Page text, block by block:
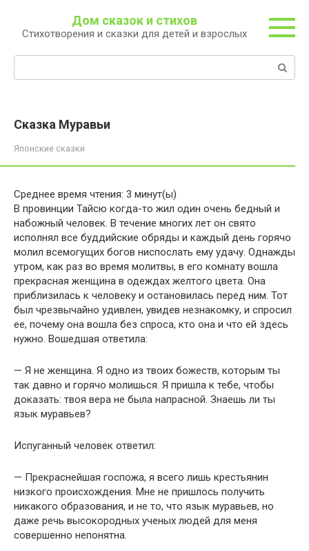
контенту
Дом сказок и стихов
Стихотворения и сказки для детей и взрослых
Сказка Муравьи
Японские сказки
Среднее время чтения: 3 минут(ы)
В провинции Тайсю когда-то жил один очень бедный и
набожный человек. В течение многих лет он свято
исполнял все буддийские обряды и каждый день горячо
молил всемогущих богов ниспослать ему удачу. Однажды
утром, как раз во время молитвы, в его комнату вошла
прекрасная женщина в одеждах желтого цвета. Она
приблизилась к человеку и остановилась перед ним. Тот
был чрезвычайно удивлен, увидев незнакомку, и спросил
ее, почему она вошла без спроса, кто она и что ей здесь
нужно. Вошедшая ответила:
— Я не женщина. Я одно из твоих божеств, которым ты
так давно и горячо молишься. Я пришла к тебе, чтобы
доказать: твоя вера не была напрасной. Знаешь ли ты
язык муравьев?
Испуганный человек ответил:
— Прекраснейшая госпожа, я всего лишь крестьянин
низкого происхождения. Мне не пришлось получить
никакого образования, и не то, что язык муравьев, но
даже речь высокородных ученых людей для меня
совершенно непонятна.